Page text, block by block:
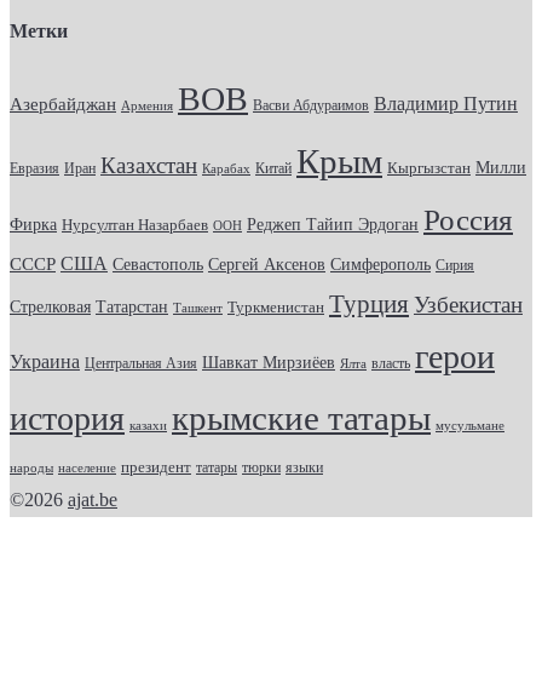
Метки
Азербайджан Армения ВОВ Васви Абдураимов Владимир Путин
Евразия Иран Казахстан Карабах Китай Крым Кыргызстан Милли
Фирка Нурсултан Назарбаев ООН Реджеп Тайип Эрдоган Россия
СССР США Севастополь Сергей Аксенов Симферополь Сирия
Стрелковая Татарстан Ташкент Туркменистан Турция Узбекистан
Украина Центральная Азия Шавкат Мирзиёев Ялта власть герои
история казахи крымские татары мусульмане
народы население президент татары тюрки языки
©2026 ajat.be